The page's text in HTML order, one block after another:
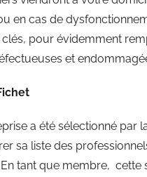
en cas de
pour évidemment
et
a été sélectionné par
sa liste des
tant que membre, cette